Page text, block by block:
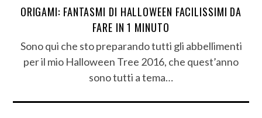
ORIGAMI: FANTASMI DI HALLOWEEN FACILISSIMI DA
FARE IN 1 MINUTO
Sono qui che sto preparando tutti gli abbellimenti
per il mio Halloween Tree 2016, che quest’anno
sono tutti a tema…